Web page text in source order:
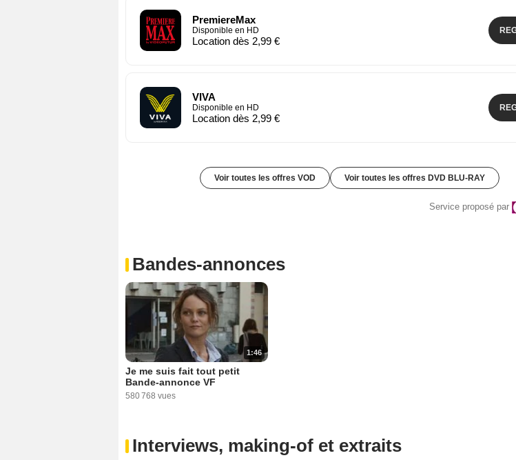
PremiereMax
Disponible en HD
Location dès 2,99 €
VIVA
Disponible en HD
Location dès 2,99 €
Voir toutes les offres VOD Voir toutes les offres DVD BLU-RAY
Service proposé par
Bandes-annonces
1:46
Je me suis fait tout petit
Bande-annonce VF
580 768 vues
Interviews, making-of et extraits